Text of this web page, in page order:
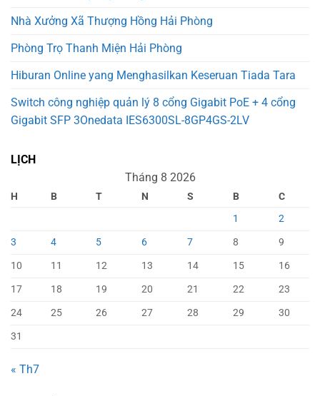
Nhà Xưởng Xã Thượng Hồng Hải Phòng
Phòng Trọ Thanh Miện Hải Phòng
Hiburan Online yang Menghasilkan Keseruan Tiada Tara
Switch công nghiệp quản lý 8 cổng Gigabit PoE + 4 cổng
Gigabit SFP 3Onedata IES6300SL-8GP4GS-2LV
LỊCH
Tháng 8 2026
H B T N S B
C
1
2
3
4 5 6 7 8
9
10
11 12 13 14 15
16
17
18 19 20 21 22
23
24
25 26 27 28 29
30
31
« Th7